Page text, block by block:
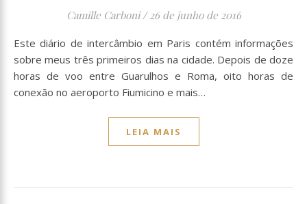
Camille Carboni / 26 de junho de 2016
Este diário de intercâmbio em Paris contém informações
sobre meus três primeiros dias na cidade. Depois de doze
horas de voo entre Guarulhos e Roma, oito horas de
conexão no aeroporto Fiumicino e mais…
LEIA MAIS